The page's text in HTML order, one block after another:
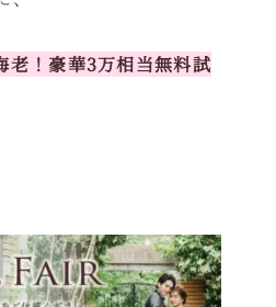
！豪華3万相当無料試